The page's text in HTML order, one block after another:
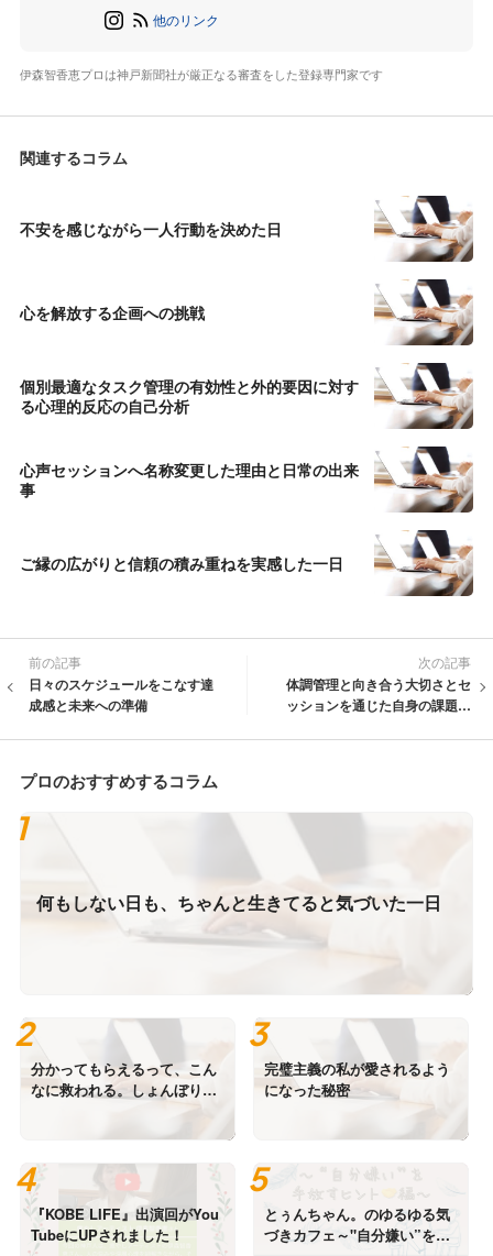
他のリンク
伊森智香恵プロは神戸新聞社が厳正なる審査をした登録専門家です
関連するコラム
不安を感じながら一人行動を決めた日
心を解放する企画への挑戦
個別最適なタスク管理の有効性と外的要因に対す
る心理的反応の自己分析
心声セッションへ名称変更した理由と日常の出来
事
ご縁の広がりと信頼の積み重ねを実感した一日
前の記事
日々のスケジュールをこなす達
成感と未来への準備
次の記事
体調管理と向き合う大切さとセ
ッションを通じた自身の課題発
プロのおすすめするコラム
何もしない日も、ちゃんと生きてると気づいた一日
分かってもらえるって、こん
なに救われる。しょんぼりも
完璧主義の私が愛されるよう
になった秘密
『KOBE LIFE』出演回がYou
TubeにUPされました！
とぅんちゃん。のゆるゆる気
づきカフェ～"自分嫌い”を手